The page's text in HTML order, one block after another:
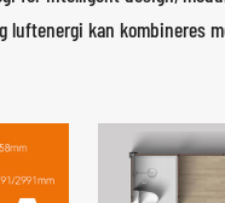
luftenergi kan kombineres